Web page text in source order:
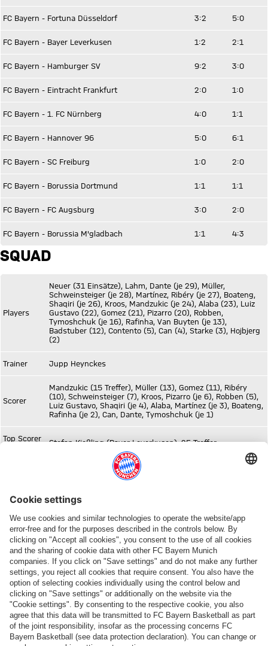
FC Bayern - Fortuna Düsseldorf 3:2 5:0
FC Bayern - Bayer Leverkusen 1:2 2:1
FC Bayern - Hamburger SV 9:2 3:0
FC Bayern - Eintracht Frankfurt 2:0 1:0
FC Bayern - 1. FC Nürnberg 4:0 1:1
FC Bayern - Hannover 96 5:0 6:1
FC Bayern - SC Freiburg 1:0 2:0
FC Bayern - Borussia Dortmund 1:1 1:1
FC Bayern - FC Augsburg 3:0 2:0
FC Bayern - Borussia M'gladbach 1:1 4:3
SQUAD
Players
Neuer (31 Einsätze), Lahm, Dante (je 29), Müller,
Schweinsteiger (je 28), Martínez, Ribéry (je 27), Boateng,
Shaqiri (je 26), Kroos, Mandzukic (je 24), Alaba (23), Luiz
Gustavo (22), Gomez (21), Pizarro (20), Robben,
Tymoshchuk (je 16), Rafinha, Van Buyten (je 13),
Badstuber (12), Contento (5), Can (4), Starke (3), Hojbjerg
(2)
Trainer Jupp Heynckes
Scorer
Mandzukic (15 Treffer), Müller (13), Gomez (11), Ribéry
(10), Schweinsteiger (7), Kroos, Pizarro (je 6), Robben (5),
Luiz Gustavo, Shaqiri (je 4), Alaba, Martínez (je 3), Boateng,
Rafinha (je 2), Can, Dante, Tymoshchuk (je 1)
Top Scorer
Stefan Kießling (Bayer Leverkusen), 25 Treffer
Share this article
ALSO INTERESTING
ONLINE STORE
The
new
adidas
Teamline
Shop now!
FC Bayern TV PLUS: Subscribe now!
FC
Bayern
TV
Subscribe now!
Always stay right up to date.
The
official
FC
App
Download now
PARTNERS